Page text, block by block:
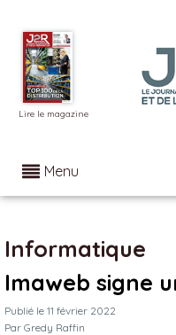
Lire le magazine
Menu
Informatique
Imaweb signe
Publié le 11 février 2022
Par Gredy Raffin